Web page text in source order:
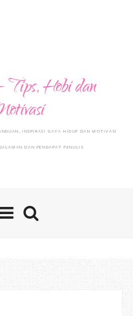
Tips, Hobi dan
INSPIRASI GAYA HIDUP DAN MOTIVASI
DAN PENDAPAT PENULIS